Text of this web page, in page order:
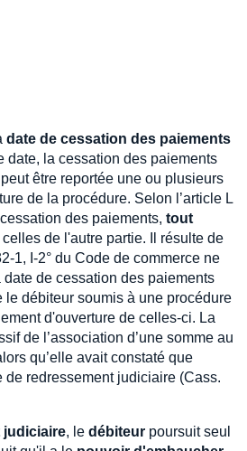
date de cessation des paiements
date, la cessation des paiements
être reportée une ou plusieurs
de la procédure. Selon l’article L
des paiements, tout
de l'autre partie. Il résulte de
1, I-2° du Code de commerce ne
date de cessation des paiements
débiteur soumis à une procédure
d'ouverture de celles-ci. La
de l’association d’une somme au
qu’elle avait constaté que
de redressement judiciaire (Cass.
judiciaire, le débiteur poursuit seul